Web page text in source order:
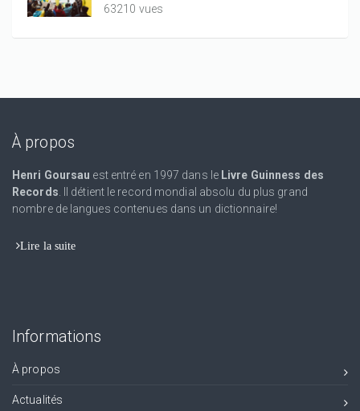
63210 vues
À propos
Henri Goursau est entré en 1997 dans le Livre Guinness des
Records. Il détient le record mondial absolu du plus grand
nombre de langues contenues dans un dictionnaire!
Lire la suite
Informations
À propos
Actualités